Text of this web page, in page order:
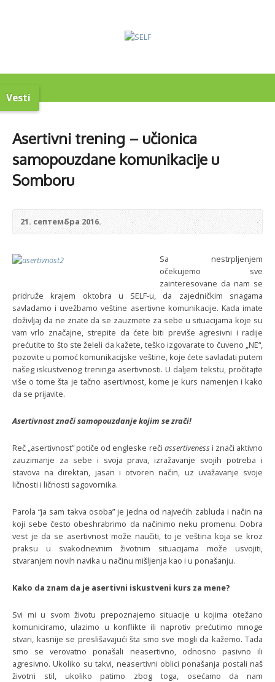
Vesti
Asertivni trening – učionica
samopouzdane komunikacije u
Somboru
21. септембра 2016.
Sa nestrpljenjem
očekujemo sve
zainteresovane da nam se
pridruže krajem oktobra u SELF-u, da zajedničkim snagama
savladamo i uvežbamo veštine asertivne komunikacije. Kada imate
doživljaj da ne znate da se zauzmete za sebe u situacijama koje su
vam vrlo značajne, strepite da ćete biti previše agresivni i radije
prećutite to što ste želeli da kažete, teško izgovarate to čuveno „NE“,
pozovite u pomoć komunikacijske veštine, koje ćete savladati putem
našeg iskustvenog treninga asertivnosti. U daljem tekstu, pročitajte
više o tome šta je tačno asertivnost, kome je kurs namenjen i kako
da se prijavite.
Asertivnost znači samopouzdanje kojim se zrači!
Reč „asertivnost” potiče od engleske reči assertiveness i znači aktivno
zauzimanje za sebe i svoja prava, izražavanje svojih potreba i
stavova na direktan, jasan i otvoren način, uz uvažavanje svoje
ličnosti i ličnosti sagovornika.
Parola “ja sam takva osoba” je jedna od najvećih zabluda i način na
koji sebe često obeshrabrimo da načinimo neku promenu. Dobra
vest je da se asertivnost može naučiti, to je veština koja se kroz
praksu u svakodnevnim životnim situacijama može usvojiti,
stvaranjem novih navika u načinu mišljenja kao i u ponašanju.
Kako da znam da je asertivni iskustveni kurs za mene?
Svi mi u svom životu prepoznajemo situacije u kojima otežano
komuniciramo, ulazimo u konflikte ili naprotiv prećutimo mnoge
stvari, kasnije se preslišavajući šta smo sve mogli da kažemo. Tada
smo se verovatno ponašali neasertivno, odnosno pasivno ili
agresivno. Ukoliko su takvi, neasertivni oblici ponašanja postali naš
životni stil, ukoliko patimo zbog toga, osećamo da nam